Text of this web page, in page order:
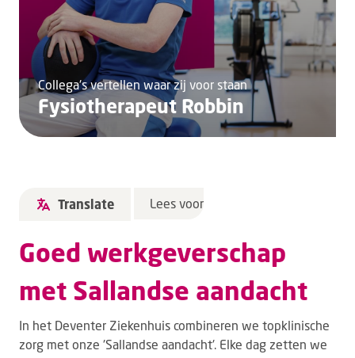
Collega's vertellen waar zij voor staan
Fysiotherapeut Robbin
Translate Lees voor
Goed werkgeverschap
met Sallandse aandacht
In het Deventer Ziekenhuis combineren we topklinische
zorg met onze 'Sallandse aandacht'. Elke dag zetten we